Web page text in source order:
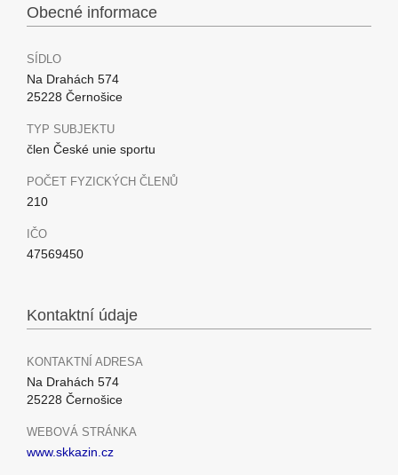
Obecné informace
SÍDLO
Na Drahách 574
25228 Černošice
TYP SUBJEKTU
člen České unie sportu
POČET FYZICKÝCH ČLENŮ
210
IČO
47569450
Kontaktní údaje
KONTAKTNÍ ADRESA
Na Drahách 574
25228 Černošice
WEBOVÁ STRÁNKA
www.skkazin.cz